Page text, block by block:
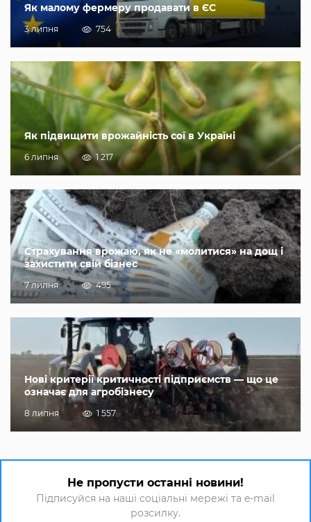
Як малому фермеру продавати в ЄС
3 липня 754
Як підвищити врожайність сої в Україні
6 липня 1 217
Страхування врожаю, як не «молитися» на дощ і
захистити свій бізнес
7 липня 495
Нові критерії критичності підприємств — що це
означає для агробізнесу
8 липня 1 557
Не пропусти останні новини!
Підписуйся на наші соціальні мережі та e-mail
розсилку.